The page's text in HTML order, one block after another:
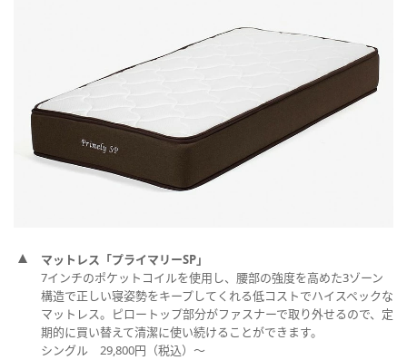
マットレス「プライマリーSP」
7インチのポケットコイルを使用し、腰部の強度を高めた3ゾーン
構造で正しい寝姿勢をキープしてくれる低コストでハイスペックな
マットレス。ピロートップ部分がファスナーで取り外せるので、定
期的に買い替えて清潔に使い続けることができます。
シングル 29,800円（税込）～